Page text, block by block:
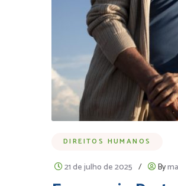
DIREITOS HUMANOS
21 de julho de 2025 / By